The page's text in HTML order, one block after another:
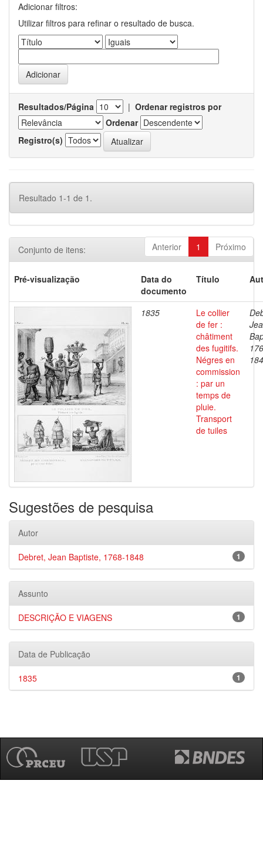
Adicionar filtros:
Utilizar filtros para refinar o resultado de busca.
Resultados/Página | Ordenar registros por
Ordenar
Registro(s)
Resultado 1-1 de 1.
Anterior 1 Próximo
Conjunto de itens:
Pré-visualização
Data do
documento
Título
1835
Le collier
de fer :
châtiment
des fugitifs.
Négres en
commission
: par un
temps de
pluie.
Transport
de tuiles
Sugestões de pesquisa
Autor
1
Debret, Jean Baptiste, 1768-1848
Assunto
1
DESCRIÇÃO E VIAGENS
Data de Publicação
1
1835